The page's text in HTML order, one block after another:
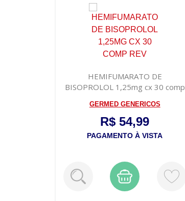
HEMIFUMARATO DE
BISOPROLOL 1,25mg cx 30 comp
GERMED GENERICOS
R$ 54,99
PAGAMENTO À VISTA